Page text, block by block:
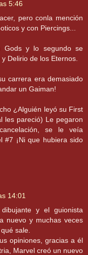
5:46
pero conla mención
y con Piercings...
Gods y lo segundo se
Delirio de los Eternos.
carrera era demasiado
un Gaiman!
¿Alguién leyó su First
les pareció) Le pegaron
se le veía
#7 ¡Ni que hubiera sido
14:01
y el guionista
nuevo y muchas veces
sale.
opiniones, gracias a él
Marvel creó un nuevo